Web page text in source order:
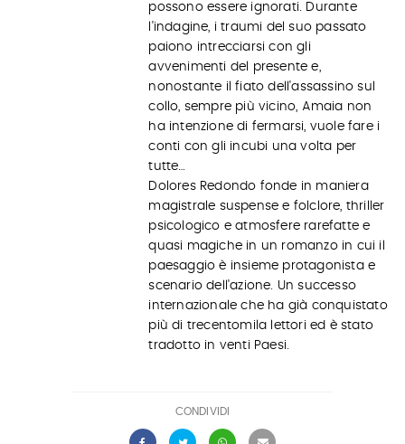
possono essere ignorati. Durante
l'indagine, i traumi del suo passato
paiono intrecciarsi con gli
avvenimenti del presente e,
nonostante il fiato dell'assassino sul
collo, sempre più vicino, Amaia non
ha intenzione di fermarsi, vuole fare i
conti con gli incubi una volta per
tutte…
Dolores Redondo fonde in maniera
magistrale suspense e folclore, thriller
psicologico e atmosfere rarefatte e
quasi magiche in un romanzo in cui il
paesaggio è insieme protagonista e
scenario dell'azione. Un successo
internazionale che ha già conquistato
più di trecentomila lettori ed è stato
tradotto in venti Paesi.
CONDIVIDI